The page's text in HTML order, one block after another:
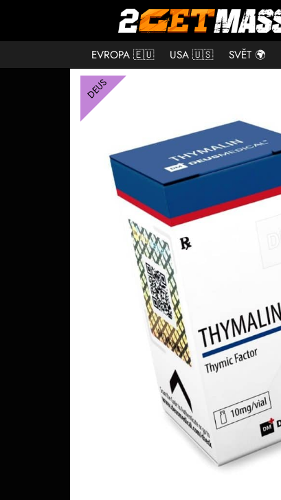
EVROPA 🇪🇺 USA 🇺🇸 SVĚT 🌍
DEUS